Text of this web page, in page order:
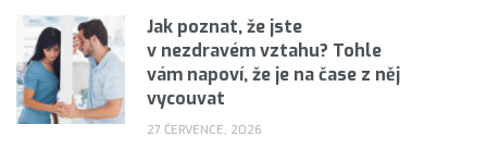
Jak poznat, že jste
v nezdravém vztahu? Tohle
vám napoví, že je na čase z něj
vycouvat
27 ČERVENCE, 2026